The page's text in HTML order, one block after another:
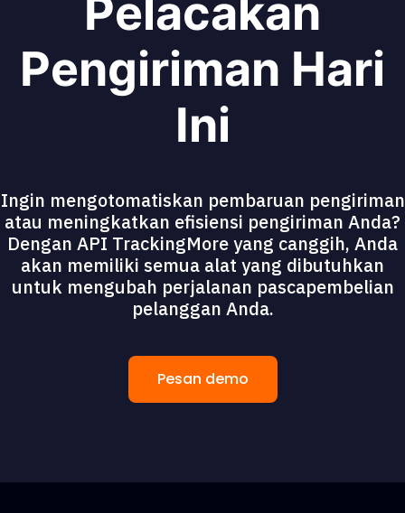
Pelacakan
Pengiriman Hari
Ini
Ingin mengotomatiskan pembaruan pengiriman
atau meningkatkan efisiensi pengiriman Anda?
Dengan API TrackingMore yang canggih, Anda
akan memiliki semua alat yang dibutuhkan
untuk mengubah perjalanan pascapembelian
pelanggan Anda.
Pesan demo